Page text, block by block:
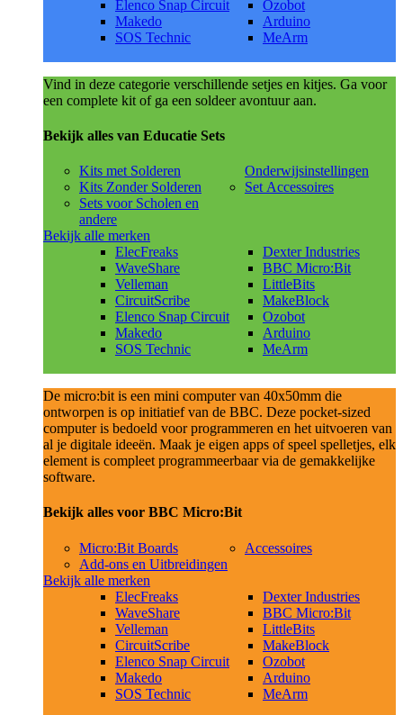
Elenco Snap Circuit
Makedo
SOS Technic
Ozobot
Arduino
MeArm
Vind in deze categorie verschillende setjes en kitjes. Ga voor
een complete kit of ga een soldeer avontuur aan.
Bekijk alles van Educatie Sets
Kits met Solderen
Kits Zonder Solderen
Sets voor Scholen en
andere
Onderwijsinstellingen
Set Accessoires
Bekijk alle merken
ElecFreaks
WaveShare
Velleman
CircuitScribe
Elenco Snap Circuit
Makedo
SOS Technic
Dexter Industries
BBC Micro:Bit
LittleBits
MakeBlock
Ozobot
Arduino
MeArm
De micro:bit is een mini computer van 40x50mm die
ontworpen is op initiatief van de BBC. Deze pocket-sized
computer is bedoeld voor programmeren en het uitvoeren van
al je digitale ideeën. Maak je eigen apps of speel spelletjes, elk
element is compleet programmeerbaar via de gemakkelijke
software.
Bekijk alles voor BBC Micro:Bit
Micro:Bit Boards
Add-ons en Uitbreidingen
Accessoires
Bekijk alle merken
ElecFreaks
WaveShare
Velleman
CircuitScribe
Elenco Snap Circuit
Makedo
SOS Technic
Dexter Industries
BBC Micro:Bit
LittleBits
MakeBlock
Ozobot
Arduino
MeArm